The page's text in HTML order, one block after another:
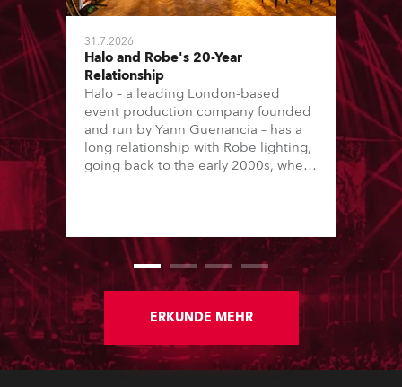
31.7.2026
Halo and Robe's 20-Year
Relationship
Halo – a leading London-based
event production company founded
and run by Yann Guenancia – has a
long relationship with Robe lighting,
going back to the early 2000s, when
ERKUNDE MEHR